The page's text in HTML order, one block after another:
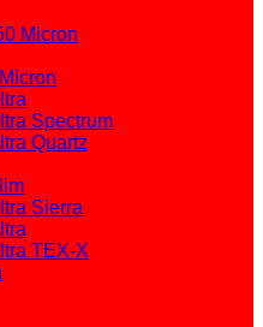
Micron
Spectrum
Quartz
Sierra
TEX-X